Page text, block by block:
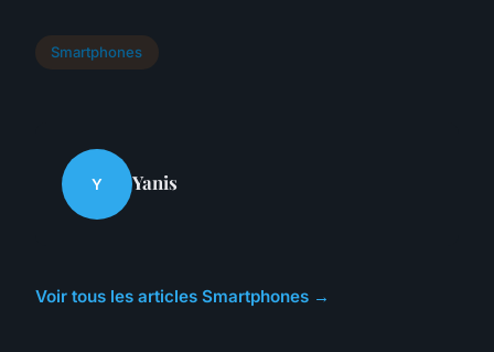
Smartphones
Y Yanis
Voir tous les articles Smartphones →